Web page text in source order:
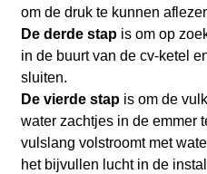
om de druk te kunnen
De derde stapis om op
in de buurt van de cv-ketel
sluiten.
De vierde stapis om de
water zachtjes in de emmer
vulslang volstroomt met
het bijvullen lucht in de